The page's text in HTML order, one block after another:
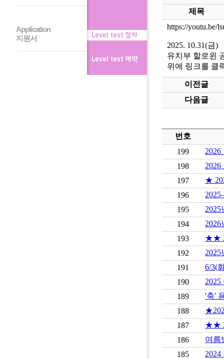
Application
지원서
제목
https://youtu.be/
2025. 10.31(금)
유치부 할로윈
위에 링크를 클
이전글
다음글
번호
199
198
197
★
196
195
194
193
★★
192
191
6/3(
190
189
'축'
188
187
★★
186
여름
185